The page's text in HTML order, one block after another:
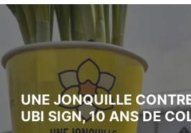
UNE JONQUILLE
UBI SIGN, 10 ANS DE